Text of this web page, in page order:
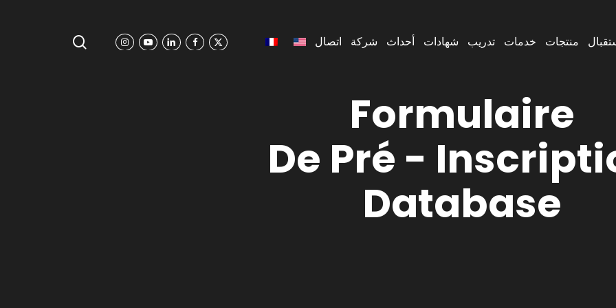
منتجات خدمات تدريب شهادات أحداث شركة اتصال
X-
Facebook
Linkedin
Youtube
Instagram
search
Formulaire
De Pré -
Database